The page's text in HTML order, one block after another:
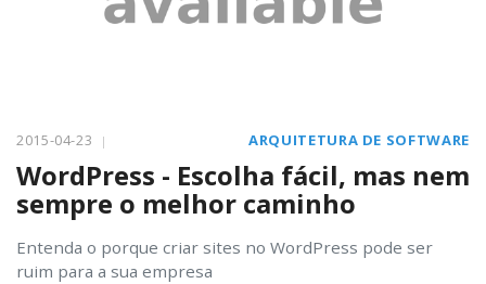
2015-04-23 ARQUITETURA DE SOFTWARE
WordPress - Escolha fácil, mas nem
sempre o melhor caminho
Entenda o porque criar sites no WordPress pode ser
ruim para a sua empresa